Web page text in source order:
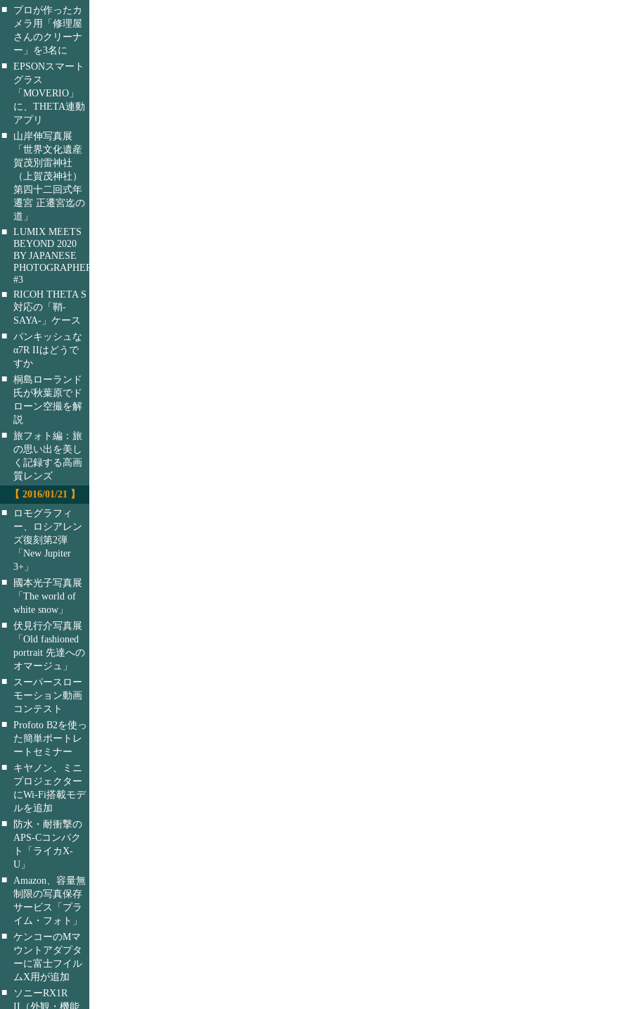
■
プロが作ったカ
メラ用「修理屋
さんのクリーナ
ー」を3名に
■ EPSONスマート
グラス
「MOVERIO」
に、THETA連動
アプリ
■
山岸伸写真展
「世界文化遺産
賀茂別雷神社
（上賀茂神社）
第四十二回式年
遷宮 正遷宮迄の
道」
■ LUMIX MEETS
BEYOND 2020
BY JAPANESE
PHOTOGRAPHERS
#3
■ RICOH THETA S
対応の「鞘-
SAYA-」ケース
■ パンキッシュな
α7R IIはどうで
すか
■ 桐島ローランド
氏が秋葉原でド
ローン空撮を解
説
■ 旅フォト編：旅
の思い出を美し
く記録する高画
質レンズ
【 2016/01/21 】
■
ロモグラフィ
ー、ロシアレン
ズ復刻第2弾
「New Jupiter
3+」
■
國本光子写真展
「The world of
white snow」
■ 伏見行介写真展
「Old fashioned
portrait 先達への
オマージュ」
■
スーパースロー
モーション動画
コンテスト
■ Profoto B2を使っ
た簡単ポートレ
ートセミナー
■
キヤノン、ミニ
プロジェクター
にWi-Fi搭載モデ
ルを追加
■
防水・耐衝撃の
APS-Cコンパク
ト「ライカX-
U」
■
Amazon、容量無
制限の写真保存
サービス「プラ
イム・フォト」
■ ケンコーのMマ
ウントアダプタ
ーに富士フイル
ムX用が追加
■
ソニーRX1R
II（外観・機能